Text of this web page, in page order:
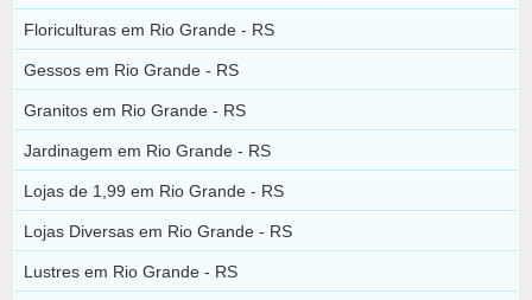
Floriculturas em Rio Grande - RS
Gessos em Rio Grande - RS
Granitos em Rio Grande - RS
Jardinagem em Rio Grande - RS
Lojas de 1,99 em Rio Grande - RS
Lojas Diversas em Rio Grande - RS
Lustres em Rio Grande - RS